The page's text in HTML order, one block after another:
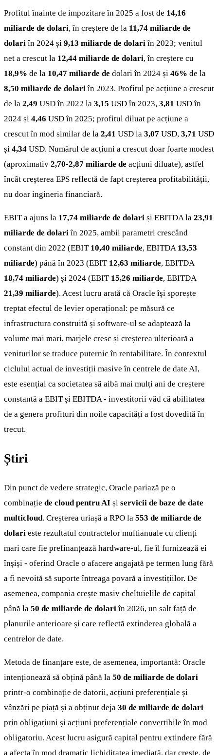
Profitul înainte de impozitare în 2025 a fost de 14,16
miliarde de dolari, în creștere de la 11,74 miliarde de
dolari în 2024 și 9,13 miliarde de dolari în 2023; venitul
net a crescut la 12,44 miliarde de dolari, în creștere cu
18,9% de la 10,47 miliarde de dolari în 2024 și 46% de la
8,50 miliarde de dolari în 2023. Profitul pe acțiune a crescut
de la 2,49 USD în 2022 la 3,15 USD în 2023, 3,81 USD în
2024 și 4,46 USD în 2025; profitul diluat pe acțiune a
crescut în mod similar de la 2,41 USD la 3,07 USD, 3,71 USD
și 4,34 USD. Numărul de acțiuni a crescut doar foarte modest
(aproximativ 2,70-2,87 miliarde de acțiuni diluate), astfel
încât creșterea EPS reflectă de fapt creșterea profitabilității,
nu doar ingineria financiară.
EBIT a ajuns la 17,74 miliarde de dolari și EBITDA la 23,91
miliarde de dolariîn 2025, ambii parametri crescând
constant din 2022 (EBIT 10,40 miliarde, EBITDA 13,53
miliarde) până în 2023 (EBIT 12,63 miliarde, EBITDA
18,74 miliarde) și 2024 (EBIT 15,26 miliarde, EBITDA
21,39 miliarde). Acest lucru arată că Oracle își sporește
treptat efectul de levier operațional: pe măsură ce
infrastructura construită și software-ul se adaptează la
volume mai mari, marjele cresc și creșterea ulterioară a
veniturilor se traduce puternic în rentabilitate. În contextul
ciclului actual de investiții masive în centrele de date AI,
este esențial ca societatea să aibă mai mulți ani de creștere
constantă a EBIT și EBITDA - investitorii văd că abilitatea
de a genera profituri din noile capacități a fost dovedită în
trecut.
Știri
Din punct de vedere strategic, Oracle pariază pe o
combinație de cloud pentru AI și servicii de baze de date
multicloud. Creșterea uriașă a RPO la 553 de miliarde de
dolari este rezultatul contractelor multianuale cu clienți
mari care fie prefinanțează hardware-ul, fie îl furnizează ei
înșiși - oferind Oracle o afacere angajată pe termen lung fără
a fi nevoită să suporte întreaga povară a investițiilor. De
asemenea, compania crește masiv cheltuielile de capital
până la 50 de miliarde de dolariîn 2026, un salt față de
planurile anterioare și care reflectă extinderea globală a
centrelor de date.
Metoda de finanțare este, de asemenea, importantă: Oracle
intenționează să obțină până la 50 de miliarde de dolari
printr-o combinație de datorii, acțiuni preferențiale și
vânzări pe piață și a obținut deja 30 de miliarde de dolari
prin obligațiuni și acțiuni preferențiale convertibile în mod
obligatoriu. Acest lucru asigură capital pentru extindere fără
a afecta în mod dramatic lichiditatea imediată, dar crește, de